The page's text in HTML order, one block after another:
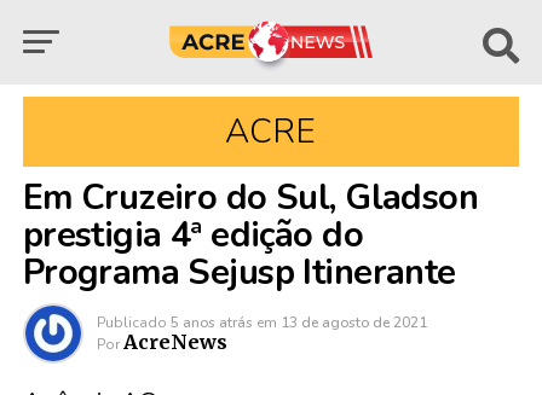
ACRE
Em Cruzeiro do Sul, Gladson
prestigia 4ª edição do
Programa Sejusp Itinerante
Publicado 5 anos atrás em 13 de agosto de 2021
Por AcreNews